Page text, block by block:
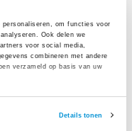
om functies voor
Ook delen we
voor social media,
combineren met andere
verzameld op basis van uw
Details tonen